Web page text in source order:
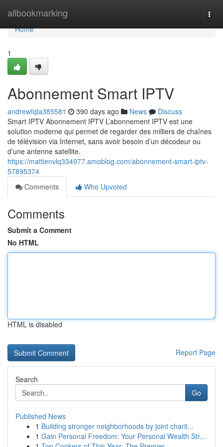
allbookmarking
Home
Home
1
Abonnement Smart IPTV
andrewfqla385581 390 days ago News
Discuss
Smart IPTV Abonnement IPTV L’abonnement IPTV est une
solution moderne qui permet de regarder des milliers de chaînes
de télévision via Internet, sans avoir besoin d’un décodeur ou
d’une antenne satellite.
https://mattienvlq334977.amoblog.com/abonnement-smart-iptv-
57895374
Comments
Who Upvoted
Comments
Submit a Comment
No HTML
HTML is disabled
Report Page
Search
Go
Published News
1 Building stronger neighborhoods by joint charit...
1 Gain Personal Freedom: Your Personal Wealth Str...